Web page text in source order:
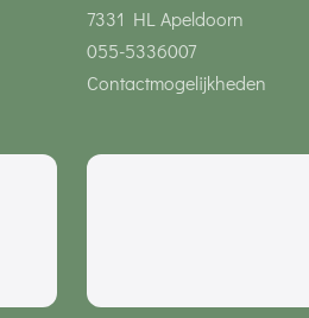
7331 HL Apeldoorn
055-5336007
Contactmogelijkheden